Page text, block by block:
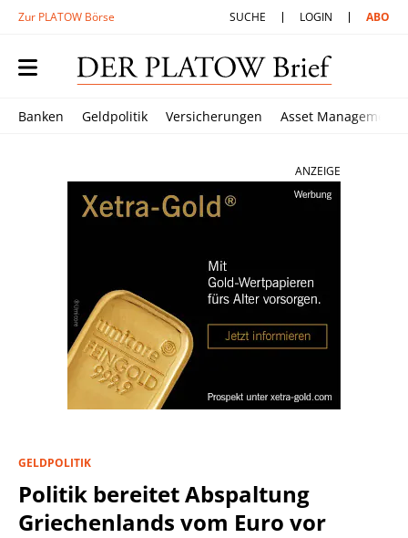
Zur PLATOW Börse SUCHE LOGIN ABO
Banken Geldpolitik Versicherungen Asset Management
ANZEIGE
GELDPOLITIK
Politik bereitet Abspaltung
Griechenlands vom Euro vor